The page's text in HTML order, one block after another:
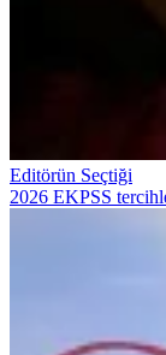
Editörün Seçtiği
2026 EKPSS